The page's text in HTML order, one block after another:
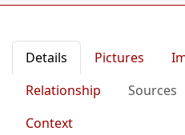
Details Pictures
Relationship
Sources
Context